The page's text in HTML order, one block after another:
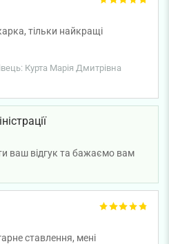
тільки найкращі
Курта Марія Дмитрівна
ваш відгук та бажаємо вам
ставлення, мені